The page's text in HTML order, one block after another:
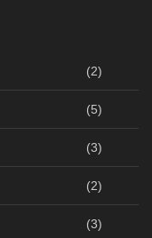
(2)
(5)
(3)
(2)
(3)